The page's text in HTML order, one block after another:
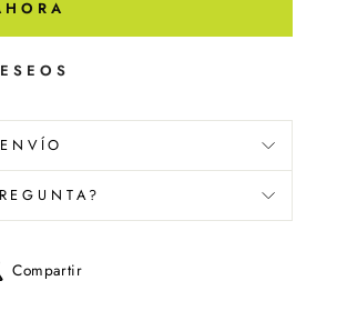
Compartir